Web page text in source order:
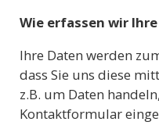
Wie erfassen wir
Ihre Daten werden
dass Sie uns diese
z.B. um Daten
Kontaktformular